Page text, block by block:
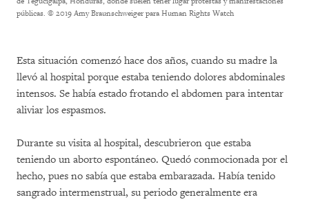
públicas. © 2019 Amy Braunschweiger para Human Rights Watch
Esta situación comenzó hace dos años, cuando su madre la
llevó al hospital porque estaba teniendo dolores abdominales
intensos. Se había estado frotando el abdomen para intentar
aliviar los espasmos.
Durante su visita al hospital, descubrieron que estaba
teniendo un aborto espontáneo. Quedó conmocionada por el
hecho, pues no sabía que estaba embarazada. Había tenido
sangrado intermenstrual, su periodo generalmente era